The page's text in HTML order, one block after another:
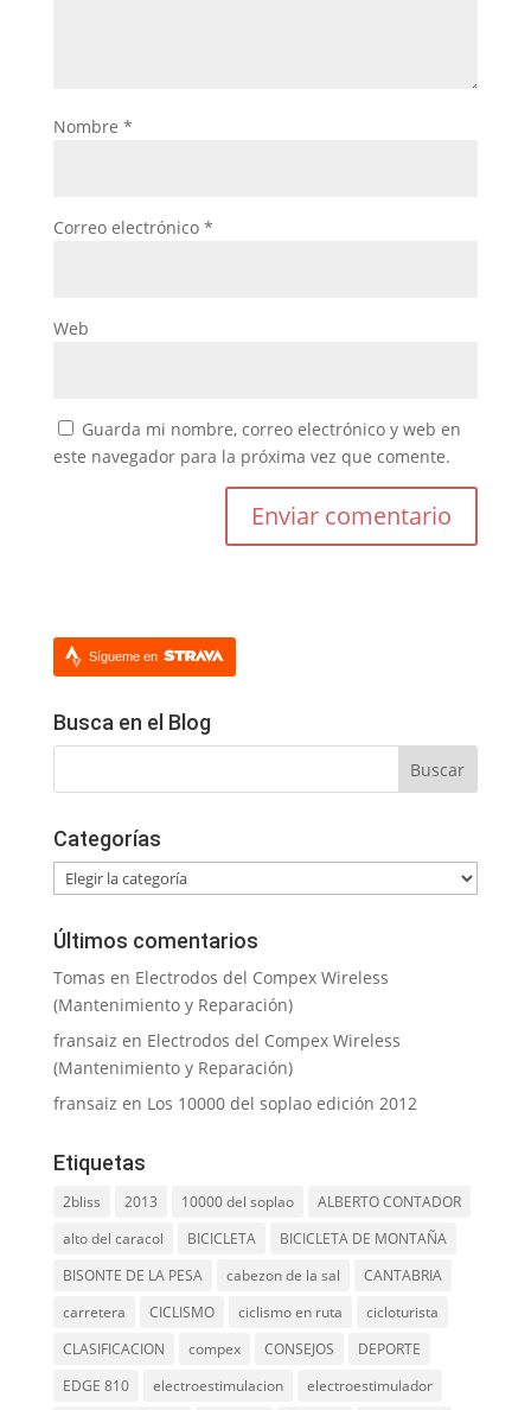
Nombre *
Correo electrónico *
Web
Guarda mi nombre, correo electrónico y web en
este navegador para la próxima vez que comente.
Sígueme en
Busca en el Blog
Categorías
Categorías
Últimos comentarios
Tomas en Electrodos del Compex Wireless
(Mantenimiento y Reparación)
fransaiz en Electrodos del Compex Wireless
(Mantenimiento y Reparación)
fransaiz en Los 10000 del soplao edición 2012
Etiquetas
2bliss 2013 10000 del soplao
ALBERTO CONTADOR
alto del caracol
BICICLETA
BICICLETA DE MONTAÑA
BISONTE DE LA PESA
cabezon de la sal
CANTABRIA
carretera
CICLISMO ciclismo en ruta
cicloturista
CLASIFICACION
compex CONSEJOS
DEPORTE
EDGE 810
electroestimulacion electroestimulador